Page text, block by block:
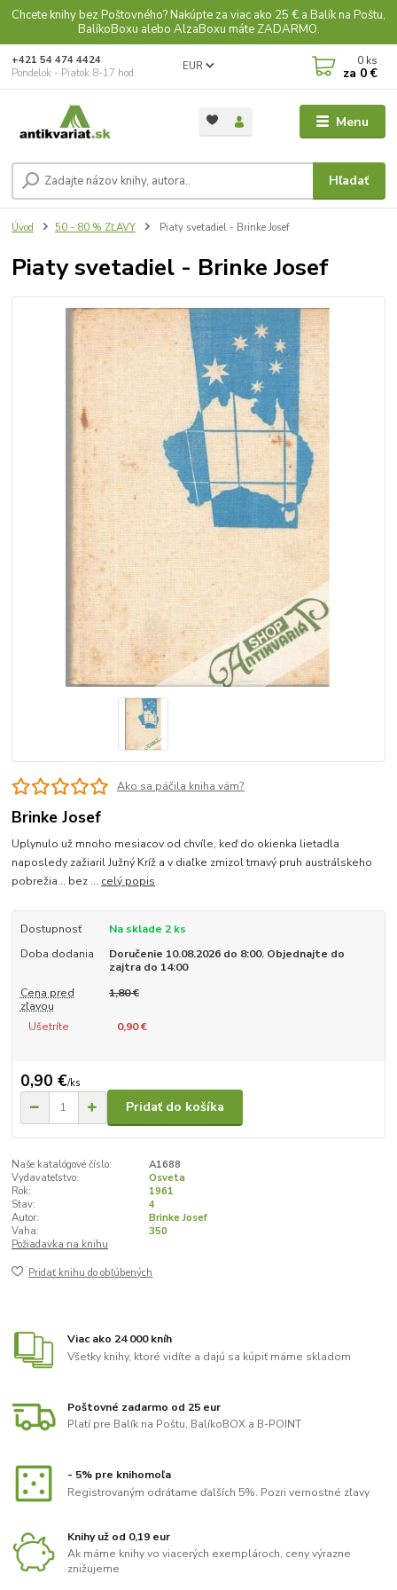
Chcete knihy bez Poštovného? Nakúpte za viac ako 25 € a Balík na Poštu,
BalíkoBoxu alebo AlzaBoxu máte ZADARMO.
Menu
EUR
Hľadať
+421 54 474 4424
Pondelok - Piatok 8-17 hod.
0 ks
za 0 €
Úvod 50 - 80 % ZĽAVY Piaty svetadiel - Brinke Josef
Piaty svetadiel - Brinke Josef
Ako sa páčila kniha vám?
Brinke Josef
Uplynulo už mnoho mesiacov od chvíle, keď do okienka lietadla
naposledy zažiaril Južný Kríž a v diaľke zmizol tmavý pruh austrálskeho
pobrežia... bez ... celý popis
Dostupnosť
Na sklade 2 ks
Doba dodania
Doručenie 10.08.2026 do 8:00. Objednajte do
zajtra do 14:00
Cena pred
zľavou
1,80 €
Ušetríte 0,90 €
0,90 €/ks
Pridať do košíka
Naše katalógové číslo:
A1688
Vydavateľstvo:
Osveta
Rok:
1961
Stav:
4
Autor:
Brinke Josef
Vaha:
350
Požiadavka na knihu
Pridať knihu do obľúbených
Viac ako 24 000 kníh
Všetky knihy, ktoré vidíte a dajú sa kúpiť máme skladom
Poštovné zadarmo od 25 eur
Platí pre Balík na Poštu, BalíkoBOX a B-POINT
- 5% pre knihomoľa
Registrovaným odrátame ďalších 5%. Pozri vernostné zľavy
Knihy už od 0,19 eur
Ak máme knihy vo viacerých exemplároch, ceny výrazne
znižujeme